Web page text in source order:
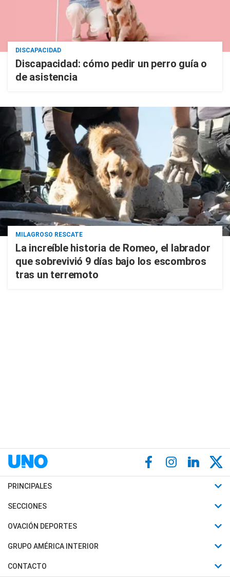
DISCAPACIDAD
Discapacidad: cómo pedir un perro guía o
de asistencia
MILAGROSO RESCATE
La increíble historia de Romeo, el labrador
que sobrevivió 9 días bajo los escombros
tras un terremoto
PRINCIPALES
Últimas Noticias
Política
Judiciales
SECCIONES
Horóscopo
Motores
Trucos caseros
OVACIÓN DEPORTES
Fútbol
Mundial
GRUPO AMÉRICA INTERIOR
Canal 7 en Vivo
CONTACTO